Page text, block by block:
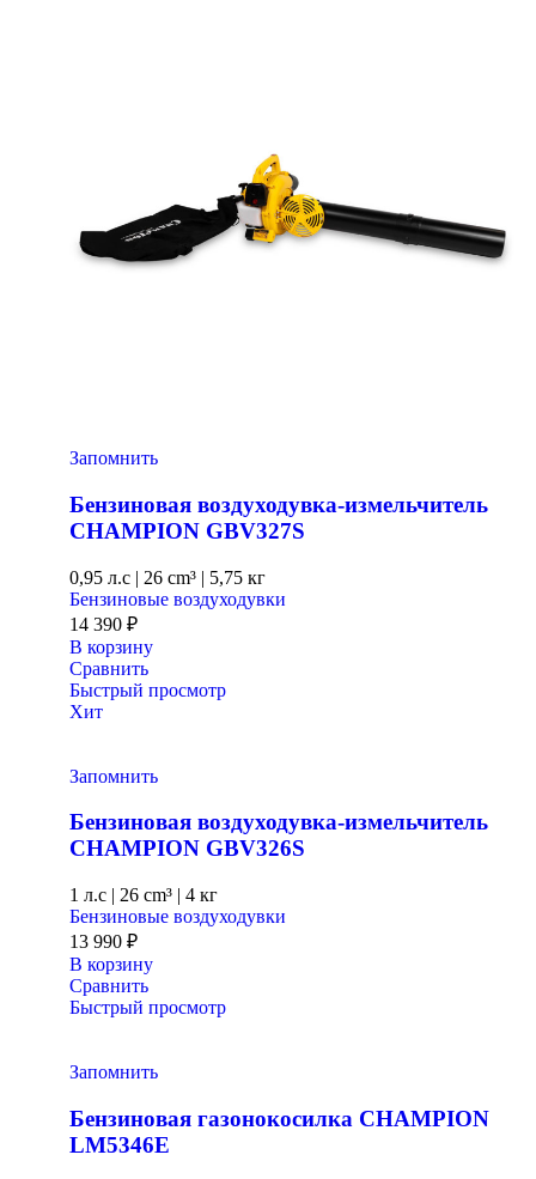
Запомнить
Бензиновая воздуходувка-измельчитель
CHAMPION GBV327S
0,95 л.с | 26 cm³ | 5,75 кг
Бензиновые воздуходувки
14 390 ₽
В корзину
Сравнить
Быстрый просмотр
Хит
Запомнить
Бензиновая воздуходувка-измельчитель
CHAMPION GВV326S
1 л.с | 26 cm³ | 4 кг
Бензиновые воздуходувки
13 990 ₽
В корзину
Сравнить
Быстрый просмотр
Запомнить
Бензиновая газонокосилка CHAMPION
LM5346E